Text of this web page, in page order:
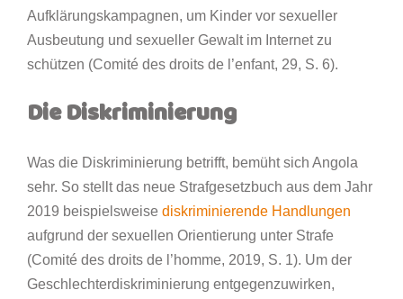
Aufklärungskampagnen, um Kinder vor sexueller
Ausbeutung und sexueller Gewalt im Internet zu
schützen (Comité des droits de l’enfant, 29, S. 6).
Die Diskriminierung
Was die Diskriminierung betrifft, bemüht sich Angola
sehr. So stellt das neue Strafgesetzbuch aus dem Jahr
2019 beispielsweise diskriminierende Handlungen
aufgrund der sexuellen Orientierung unter Strafe
(Comité des droits de l’homme, 2019, S. 1). Um der
Geschlechterdiskriminierung entgegenzuwirken,